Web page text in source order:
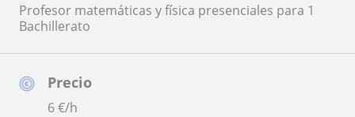
Precio
6€/h
Profesor matemáticas y física presenciales para 1
Bachillerato